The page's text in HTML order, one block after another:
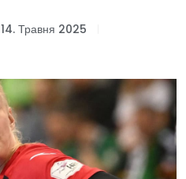
14. Травня 2025